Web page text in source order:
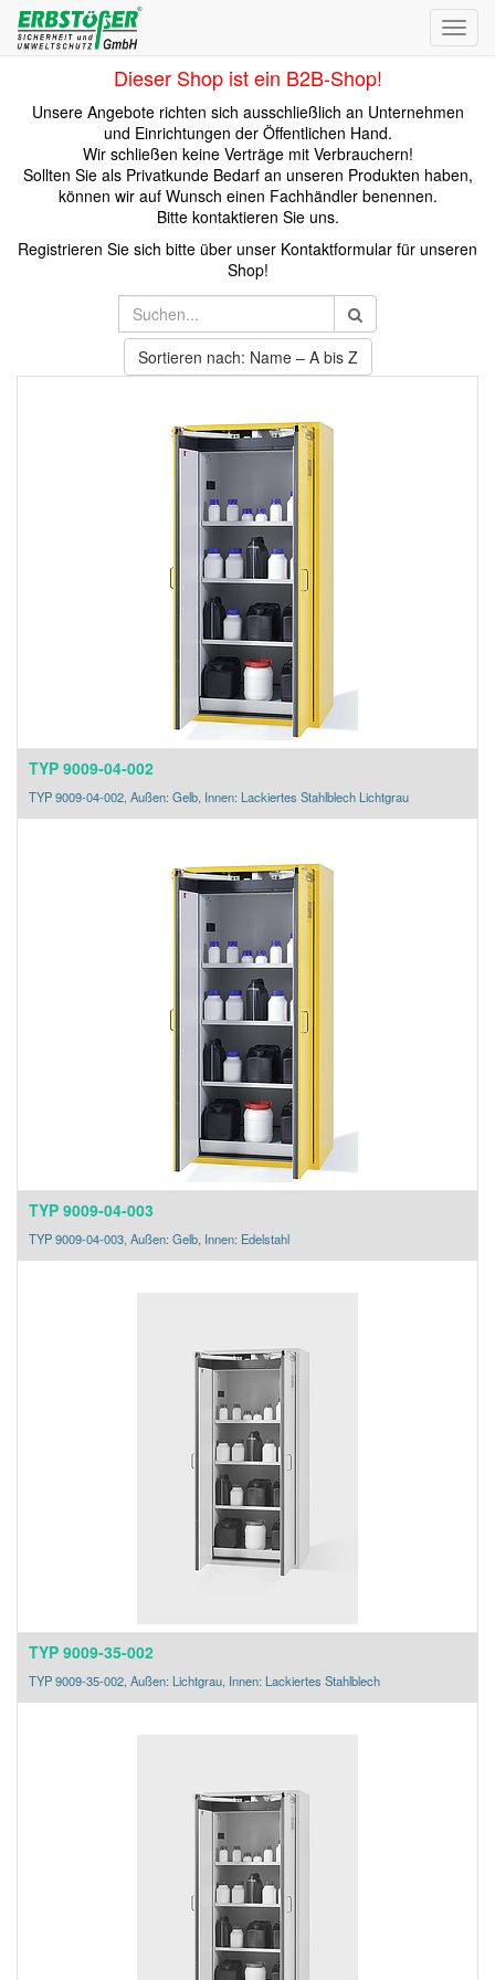
Dieser Shop ist ein B2B-Shop!
Unsere Angebote richten sich ausschließlich an Unternehmen
und Einrichtungen der Öffentlichen Hand.
Wir schließen keine Verträge mit Verbrauchern!
Sollten Sie als Privatkunde Bedarf an unseren Produkten haben,
können wir auf Wunsch einen Fachhändler benennen.
Bitte kontaktieren Sie uns.
Registrieren Sie sich bitte über unser Kontaktformular für unseren
Shop!
Sortieren nach: Name – A bis Z
TYP 9009-04-002
TYP 9009-04-002, Außen: Gelb, Innen: Lackiertes Stahlblech Lichtgrau
TYP 9009-04-003
TYP 9009-04-003, Außen: Gelb, Innen: Edelstahl
TYP 9009-35-002
TYP 9009-35-002, Außen: Lichtgrau, Innen: Lackiertes Stahlblech